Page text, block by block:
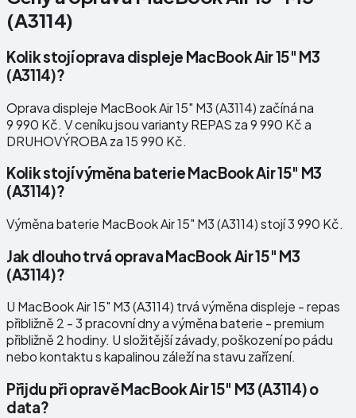
(A3114)
Kolik stojí oprava displeje MacBook Air 15" M3
(A3114)?
Oprava displeje MacBook Air 15" M3 (A3114) začíná na
9 990 Kč. V ceníku jsou varianty REPAS za 9 990 Kč a
DRUHOVÝROBA za 15 990 Kč.
Kolik stojí výměna baterie MacBook Air 15" M3
(A3114)?
Výměna baterie MacBook Air 15" M3 (A3114) stojí 3 990 Kč.
Jak dlouho trvá oprava MacBook Air 15" M3
(A3114)?
U MacBook Air 15" M3 (A3114) trvá výměna displeje - repas
přibližně 2 - 3 pracovní dny a výměna baterie - premium
přibližně 2 hodiny. U složitější závady, poškození po pádu
nebo kontaktu s kapalinou záleží na stavu zařízení.
Přijdu při opravě MacBook Air 15" M3 (A3114) o
data?